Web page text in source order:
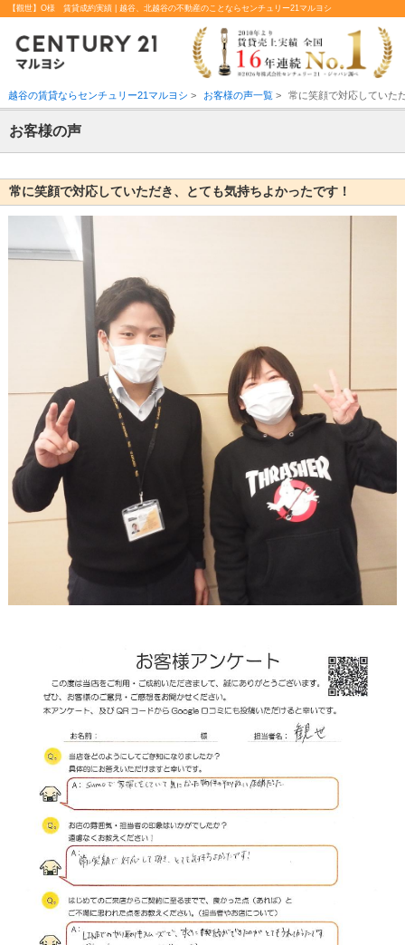
【觀世】O様 賃貸成約実績 | 越谷、北越谷の不動産のことならセンチュリー21マルヨシ
越谷の賃貸ならセンチュリー21マルヨシ > お客様の声一覧> 常に笑顔で対応していた
お客様の声
常に笑顔で対応していただき、とても気持ちよかったです！